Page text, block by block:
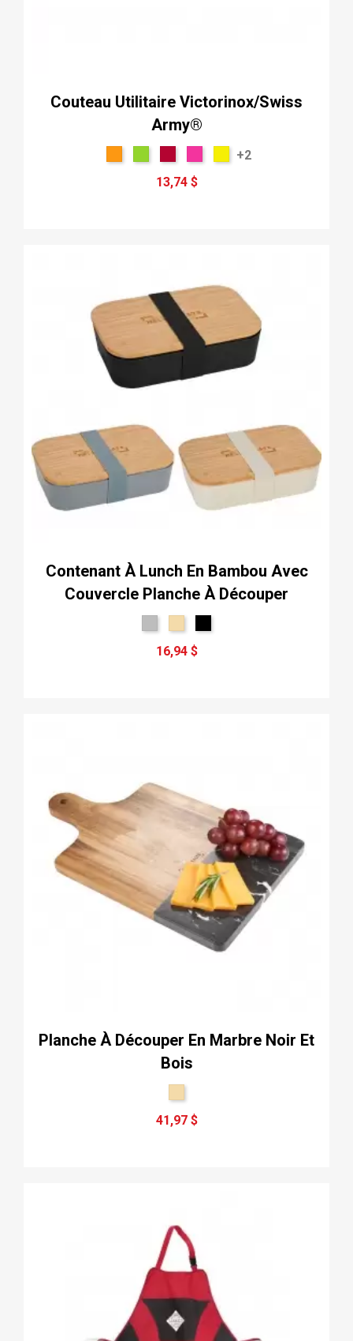
Couteau Utilitaire Victorinox/Swiss
Army®
+2
13,74 $
Contenant À Lunch En Bambou Avec
Couvercle Planche À Découper
16,94 $
Planche À Découper En Marbre Noir Et
Bois
41,97 $